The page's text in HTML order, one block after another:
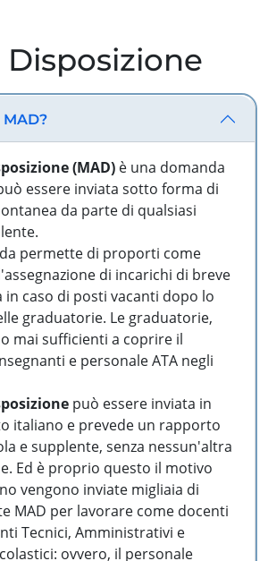
Disposizione
MAD?
(MAD) è una domanda
essere inviata sotto forma di
da parte di qualsiasi
permette di proporti come
di incarichi di breve
in caso di posti vacanti dopo lo
graduatorie. Le graduatorie,
mai sufficienti a coprire il
e personale ATA negli
può essere inviata in
italiano e prevede un rapporto
e supplente, senza nessun'altra
Ed è proprio questo il motivo
vengono inviate migliaia di
MAD per lavorare come docenti
Tecnici, Amministrativi e
ovvero, il personale